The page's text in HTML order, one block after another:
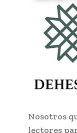
Nosotros
lectores